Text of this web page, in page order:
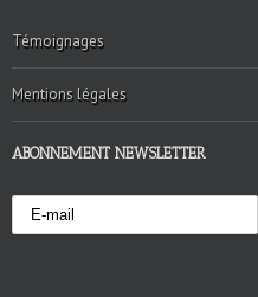
Témoignages
Mentions légales
ABONNEMENT NEWSLETTER